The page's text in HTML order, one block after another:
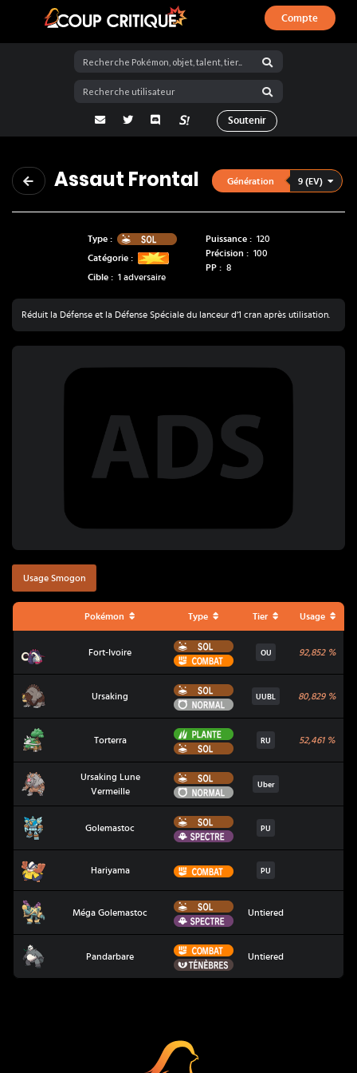
Coup Critique
Compte
adresse email
Twitter Discord La Salty Room sur Pokémon
Soutenir
Assaut Frontal Génération 9 (EV)
Type : Sol
Catégorie :
Cible : 1 adversaire
Puissance : 120
Précision : 100
PP : 8
Réduit la Défense et la Défense Spéciale du lanceur d'1 cran après utilisation.
Usage Smogon
Pokémon Type Tier Usage
Fort-Ivoire
Sol
Combat
OU 92,852%
Ursaking
Sol
Normal
UUBL 80,829%
Torterra
Plante
Sol
RU 52,461%
Ursaking Lune Vermeille
Ursaking Lune
Vermeille
Sol
Normal
Uber
Golemastoc
Sol
Spectre
PU
Hariyama CombatPU
Méga Golemastoc
Sol
Spectre
Untiered
Pandarbare
Combat
Ténèbres
Untiered